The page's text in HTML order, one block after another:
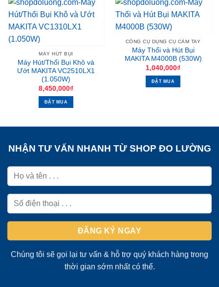
MÁY HÚT BỤI
Máy Hút/Thổi Bụi Khô và
Ướt MAKITA VC2510LX1
(1.050W)
8,450,000₫
ĐẶT MUA
CÔNG CỤ DỤNG CỤ CẦM TAY
Máy Thổi và Hút Bụi
MAKITA M4000B (530W)
1,040,000₫
ĐẶT MUA
NHẬN TƯ VẤN NHANH TỪ SHOP ĐO LƯỜNG
Chúng tôi sẽ gọi lại tư vấn & hỗ trợ quý khách hàng trong
thời gian sớm nhất có thể.